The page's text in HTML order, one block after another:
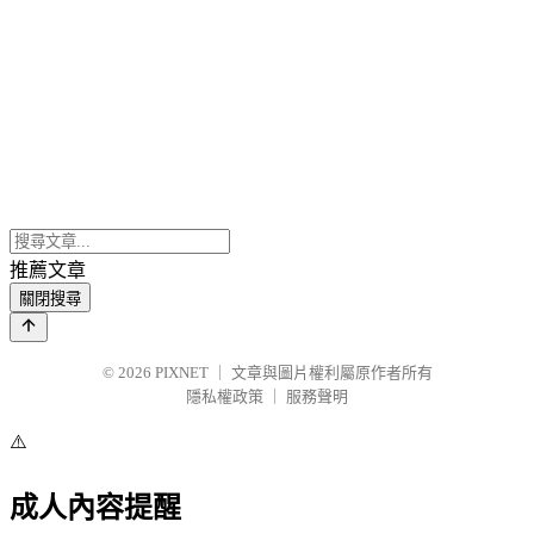
推薦文章
關閉搜尋
© 2026 PIXNET
文章與圖片權利屬原作者所有
隱私權政策
服務聲明
⚠️
成人內容提醒